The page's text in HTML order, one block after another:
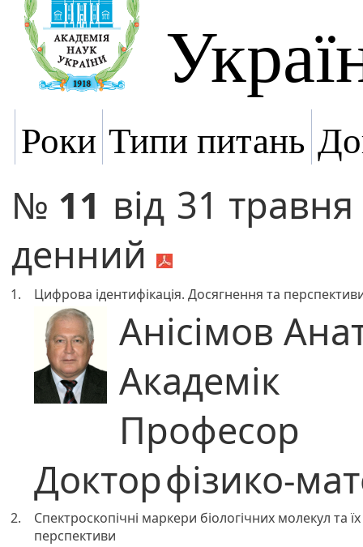
Роки Типи питань
№ 11 від 31
денний
1. Цифрова ідентифікація. Досягнення та
Анісімов
Академік
Професор
Докторфізико-
2.
Спектроскопічні маркери біологічних молекул та
перспективи